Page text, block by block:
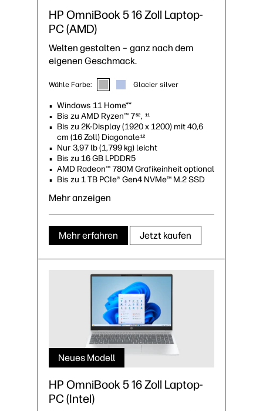
HP OmniBook 5 16 Zoll Laptop-
PC (AMD)
Welten gestalten – ganz nach dem
eigenen Geschmack.
Wähle Farbe: Glacier silver
Windows 11 Home**
Bis zu AMD Ryzen™ 752, 11
Bis zu 2K-Display (1920 x 1200) mit 40,6
cm (16 Zoll) Diagonale12
Nur 3,97 lb (1,799 kg) leicht
Bis zu 16 GB LPDDR5
AMD Radeon™ 780M Grafikeinheit optional
Bis zu 1 TB PCIe® Gen4 NVMe™ M.2 SSD
Mehr anzeigen
Mehr erfahren Jetzt kaufen
Neues Modell
HP OmniBook 5 16 Zoll Laptop-
PC (Intel)